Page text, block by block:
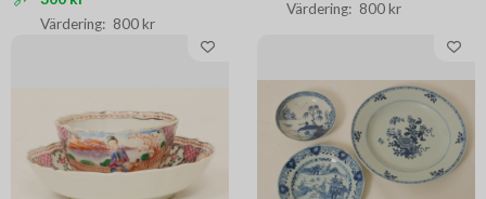
800 kr
800 kr